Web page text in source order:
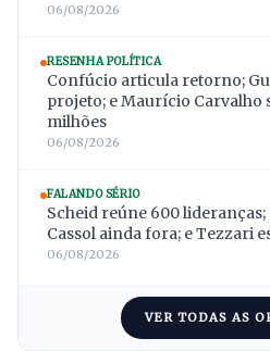
06/08/2026
RESENHA POLÍTICA
Confúcio articula retorno;
projeto; e Maurício Carvalho
milhões
06/08/2026
FALANDO SÉRIO
Scheid reúne 600
Cassol ainda fora; e Tezzari
06/08/2026
VER TODAS AS